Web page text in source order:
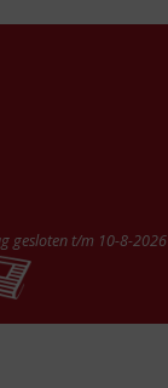
gesloten t/m 10-8-2026